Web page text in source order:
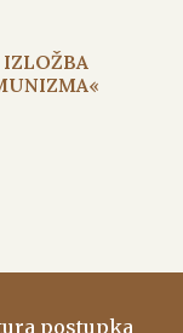
postupka